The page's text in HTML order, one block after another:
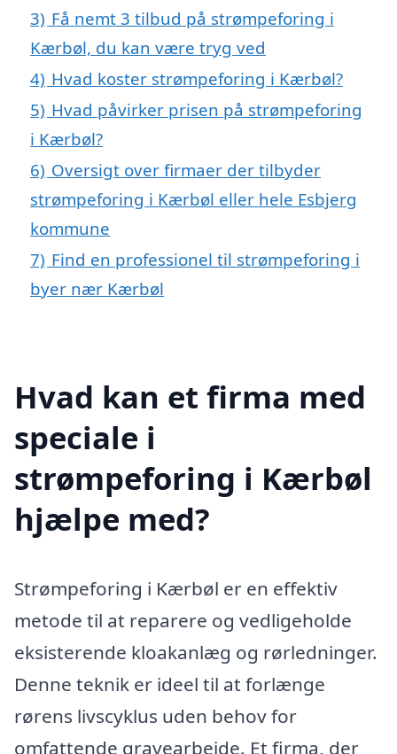
3) Få nemt 3 tilbud på strømpeforing i
Kærbøl, du kan være tryg ved
4) Hvad koster strømpeforing i Kærbøl?
5) Hvad påvirker prisen på strømpeforing
i Kærbøl?
6) Oversigt over firmaer der tilbyder
strømpeforing i Kærbøl eller hele Esbjerg
kommune
7) Find en professionel til strømpeforing i
byer nær Kærbøl
Hvad kan et firma med
speciale i
strømpeforing i Kærbøl
hjælpe med?
Strømpeforing i Kærbøl er en effektiv
metode til at reparere og vedligeholde
eksisterende kloakanlæg og rørledninger.
Denne teknik er ideel til at forlænge
rørens livscyklus uden behov for
omfattende gravearbejde. Et firma, der